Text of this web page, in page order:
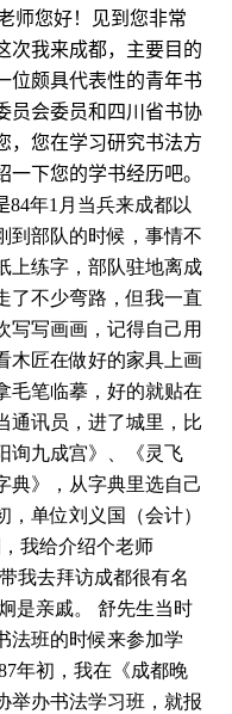
师您好！见到您非常
次我来成都，主要目的
位颇具代表性的青年书
员会委员和四川省书协
，您在学习研究书法方
下您的学书经历吧。
84年1 月当兵来成都以
到部队的时候，事情不
上练字，部队驻地离成
了不少弯路，但我一直
写写画画，记得自己用
木匠在做好的家具上画
毛笔临摹，好的就贴在
通讯员，进了城里，比
询九成宫》、《灵飞
典》，从字典里选自己
，单位刘义国（会计）
我给介绍个老师
我去拜访成都很有名
是亲戚。 舒先生当时
法班的时候来参加学
年初，我在《成都晚
举办书法学习班，就报